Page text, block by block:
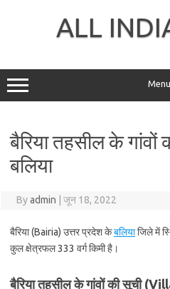
ALL
Menu
बैरिया तहसील के गांवों
बलिया
Byadmin जून 18, 2022
बैरिया (Bairia) उत्तर प्रदेश केबलियाजिले में
कुल क्षेत्रफल 333 वर्ग किमी है।
बैरिया तहसील के गांवों की सूची